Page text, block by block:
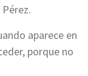
aparece en
porque no